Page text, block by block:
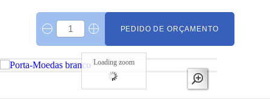
PEDIDO DE ORÇAMENTO
Loading zoom